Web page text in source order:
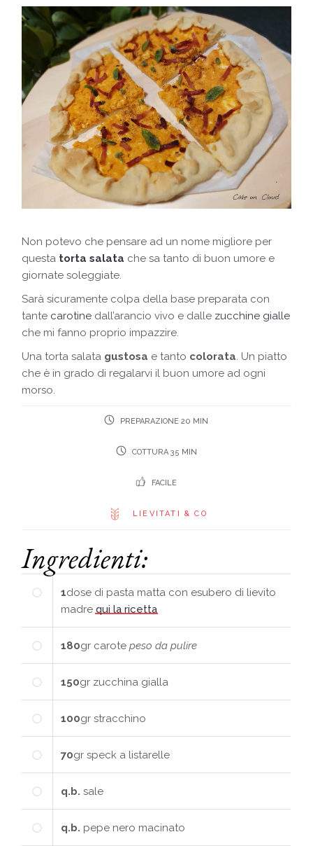
Non potevo che pensare ad un nome migliore per
questa torta salata che sa tanto di buon umore e
giornate soleggiate.
Sarà sicuramente colpa della base preparata con
tante carotine dall’arancio vivo e dalle zucchine gialle
che mi fanno proprio impazzire.
Una torta salata gustosa e tanto colorata. Un piatto
che è in grado di regalarvi il buon umore ad ogni
morso.
PREPARAZIONE 20 MIN
COTTURA 35 MIN
FACILE
LIEVITATI & CO
Ingredienti:
1dose di pasta matta con esubero di lievito
madrequi la ricetta
180gr carotepeso da pulire
150gr zucchina gialla
100gr stracchino
70gr speck a listarelle
q.b. sale
q.b. pepe nero macinato